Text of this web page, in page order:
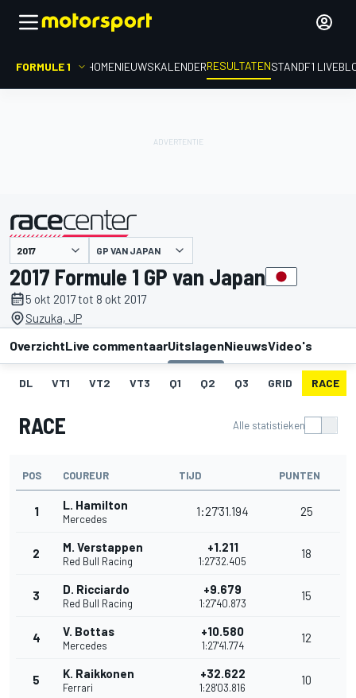
FORMULE 1 HOMENIEUWSKALENDERRESULTATENSTANDF1
gepresenteerd door GP VAN JAPAN
2017 Formule 1 GP van Japan
5 okt 2017 tot 8 okt 2017
Suzuka, JP
OverzichtLive commentaarUitslagenNieuwsVideo's
DL VT1 VT2 VT3 Q1 Q2 Q3 GRID RACE
RACE Alle statistieken
POS COUREUR TIJD PUNTEN
1 L. Hamilton
Mercedes
1:27'31.194 25
2 M. Verstappen
Red Bull Racing
+1.211
1:27'32.405
18
3 D. Ricciardo
Red Bull Racing
+9.679
1:27'40.873
15
4 V. Bottas
Mercedes
+10.580
1:27'41.774
12
5 K. Raikkonen
Ferrari
+32.622
1:28'03.816
10